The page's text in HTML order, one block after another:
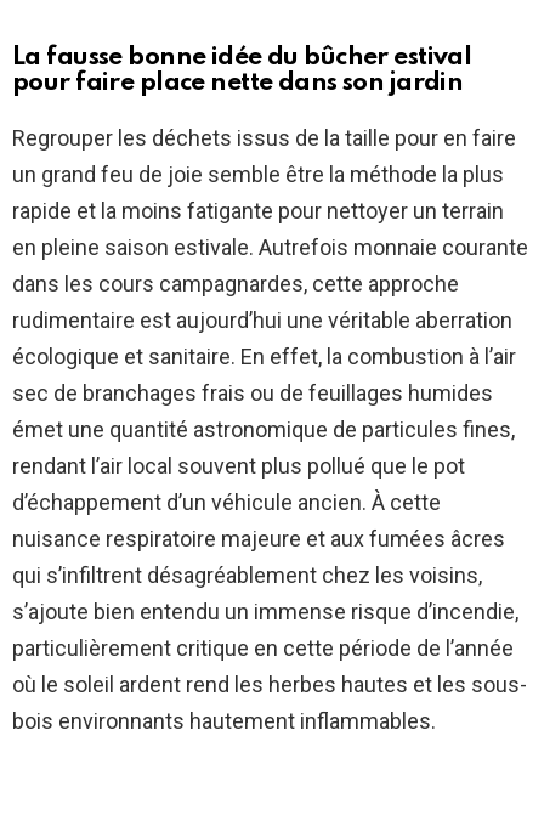
La fausse bonne idée du bûcher estival
pour faire place nette dans son jardin
Regrouper les déchets issus de la taille pour en faire
un grand feu de joie semble être la méthode la plus
rapide et la moins fatigante pour nettoyer un terrain
en pleine saison estivale. Autrefois monnaie courante
dans les cours campagnardes, cette approche
rudimentaire est aujourd’hui une véritable aberration
écologique et sanitaire. En effet, la combustion à l’air
sec de branchages frais ou de feuillages humides
émet une quantité astronomique de particules fines,
rendant l’air local souvent plus pollué que le pot
d’échappement d’un véhicule ancien. À cette
nuisance respiratoire majeure et aux fumées âcres
qui s’infiltrent désagréablement chez les voisins,
s’ajoute bien entendu un immense risque d’incendie,
particulièrement critique en cette période de l’année
où le soleil ardent rend les herbes hautes et les sous-
bois environnants hautement inflammables.